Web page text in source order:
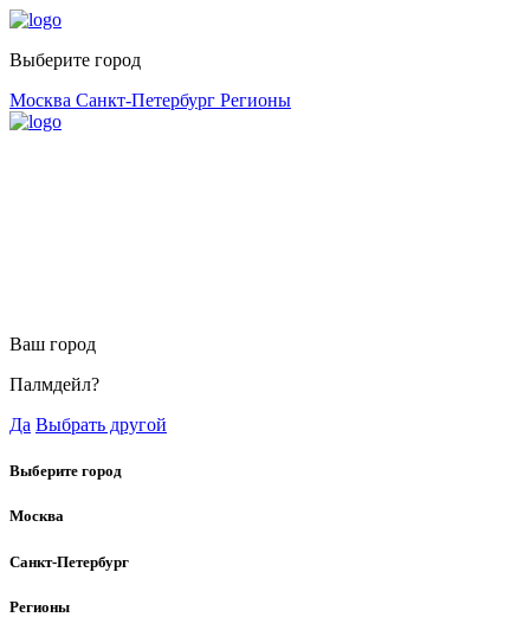
Выберите город
Москва Санкт-Петербург Регионы
Ваш город
Палмдейл?
Да Выбрать другой
Выберите город
Москва
Санкт-Петербург
Регионы